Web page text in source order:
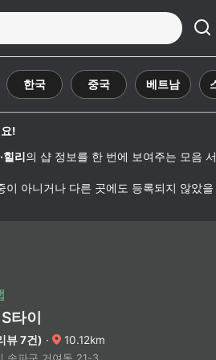
한국 중국 베트남
!
리 의 샵 정보를 한 번에 보여주는 모음 서
이 아니거나 다른 곳에도 등록되지 않았을
S타이
뷰 7건) · 10.12km